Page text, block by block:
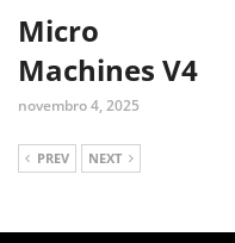
Micro
Machines V4
novembro 4, 2025
PREV NEXT